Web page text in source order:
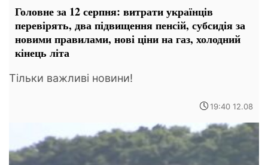
Головне за 12 серпня: витрати українців
перевірять, два підвищення пенсій, субсидія за
новими правилами, нові ціни на газ, холодний
кінець літа
Тільки важливі новини!
19:40 12.08